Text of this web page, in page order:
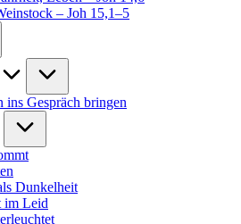
– Joh 15,1–5
ins Gespräch bringen
Dunkelheit
im Leid